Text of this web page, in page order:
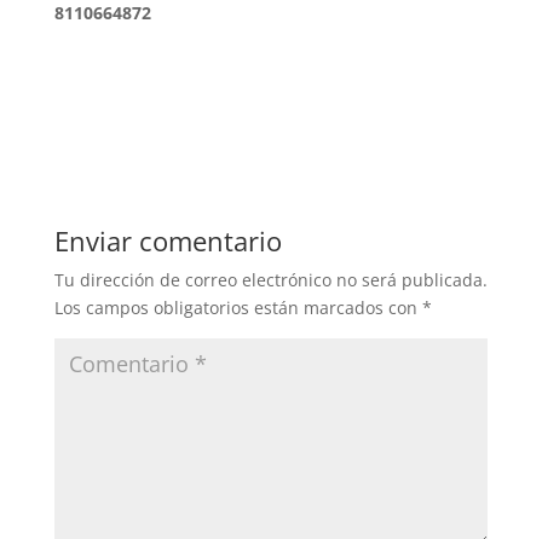
8110664872
Enviar comentario
Tu dirección de correo electrónico no será publicada.
Los campos obligatorios están marcados con *